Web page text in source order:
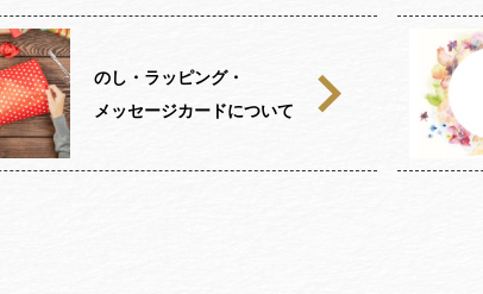
のし・ラッピング・
メッセージカードについて